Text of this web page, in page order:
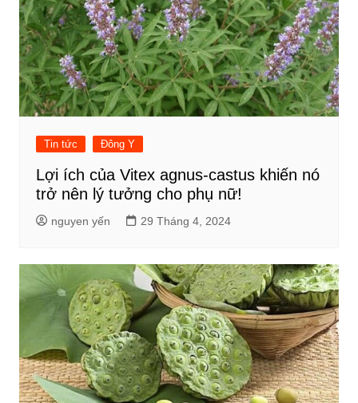
Tin tức Đông Y
Lợi ích của Vitex agnus-castus khiến nó
trở nên lý tưởng cho phụ nữ!
nguyen yến 29 Tháng 4, 2024